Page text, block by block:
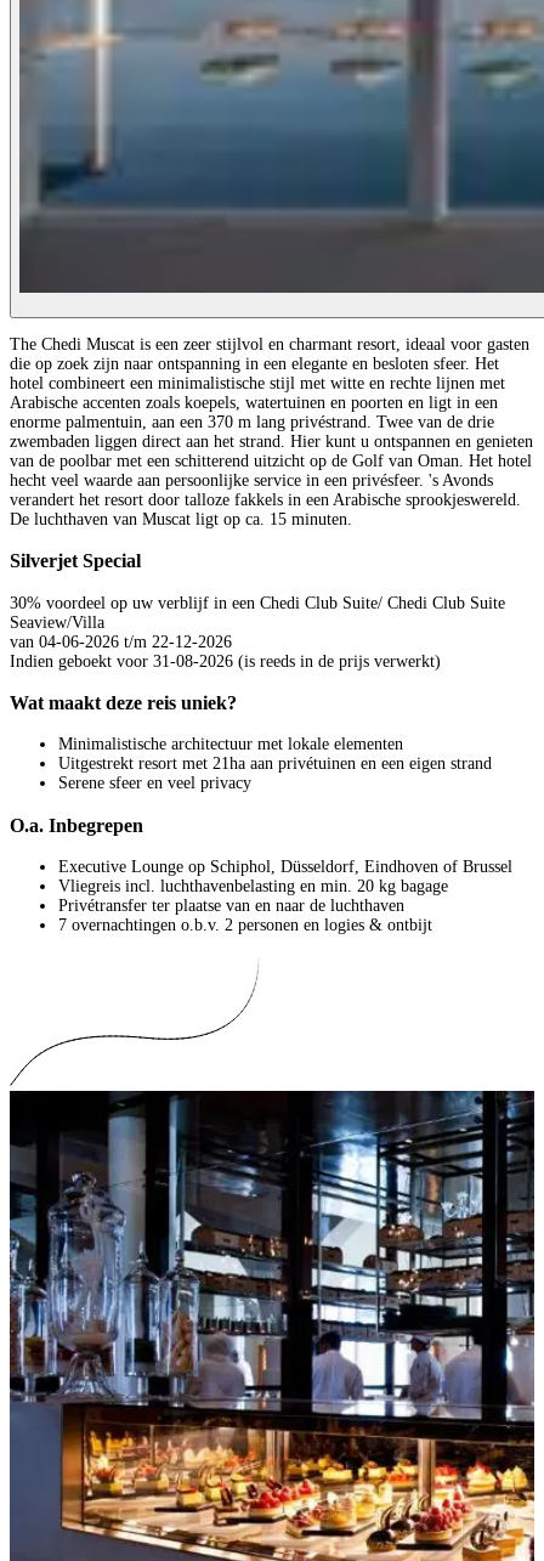
The Chedi Muscat is een zeer stijlvol en charmant resort, ideaal voor gasten
die op zoek zijn naar ontspanning in een elegante en besloten sfeer. Het
hotel combineert een minimalistische stijl met witte en rechte lijnen met
Arabische accenten zoals koepels, watertuinen en poorten en ligt in een
enorme palmentuin, aan een 370 m lang privéstrand. Twee van de drie
zwembaden liggen direct aan het strand. Hier kunt u ontspannen en genieten
van de poolbar met een schitterend uitzicht op de Golf van Oman. Het hotel
hecht veel waarde aan persoonlijke service in een privésfeer. 's Avonds
verandert het resort door talloze fakkels in een Arabische sprookjeswereld.
De luchthaven van Muscat ligt op ca. 15 minuten.
Silverjet Special
30% voordeel op uw verblijf in een Chedi Club Suite/ Chedi Club Suite
Seaview/Villa
van 04-06-2026 t/m 22-12-2026
Indien geboekt voor 31-08-2026 (is reeds in de prijs verwerkt)
Wat maakt deze reis uniek?
Minimalistische architectuur met lokale elementen
Uitgestrekt resort met 21ha aan privétuinen en een eigen strand
Serene sfeer en veel privacy
O.a. Inbegrepen
Executive Lounge op Schiphol, Düsseldorf, Eindhoven of Brussel
Vliegreis incl. luchthavenbelasting en min. 20 kg bagage
Privétransfer ter plaatse van en naar de luchthaven
7 overnachtingen o.b.v. 2 personen en logies & ontbijt